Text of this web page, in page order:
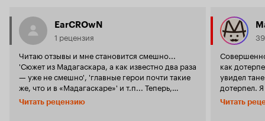
EarCROwN
1 рецензия
Читаю отзывы и мне становится смешно...
'Сюжет из Мадагаскара, а как известно два раза
— уже не смешно', 'главные герои почти такие
же, что и в «Мадагаскаре»' и т.п... Теперь,
видимо, все мультики подобного рода будут
сравнивать с Мадагаскаром и также
Читать рецензию
как
увидел
дотерпел.
анимацию,
Читать